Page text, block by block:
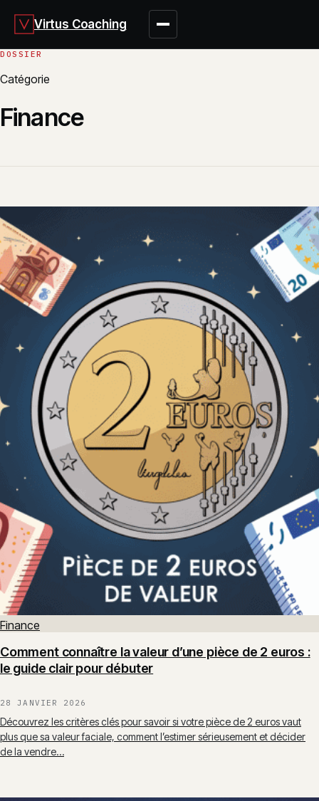
Virtus Coaching
Catégorie
Finance
Finance
Comment connaître la valeur d’une pièce de 2 euros :
le guide clair pour débuter
28 JANVIER 2026
Découvrez les critères clés pour savoir si votre pièce de 2 euros vaut
plus que sa valeur faciale, comment l’estimer sérieusement et décider
de la vendre…